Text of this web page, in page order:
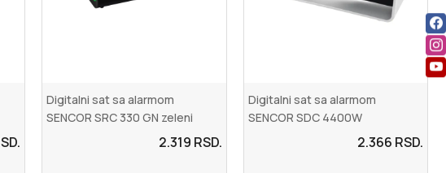
Digitalni sat sa alarmom
SENCOR SRC 330 GN zeleni
2.319 RSD.
Digitalni sat sa alarmom
SENCOR SDC 4400W
2.366 RSD.